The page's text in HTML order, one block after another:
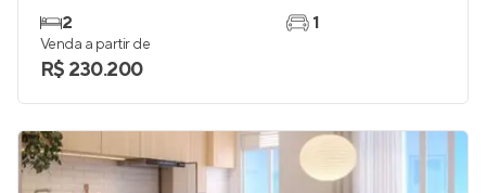
2
1
Venda a partir de
R$ 230.200